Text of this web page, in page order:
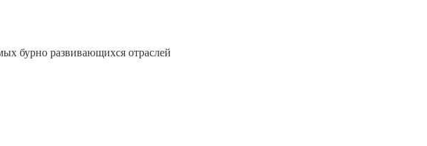
бурно развивающихся отраслей